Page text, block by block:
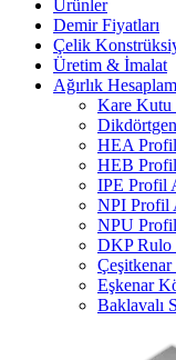
Ürünler
Demir Fiyatları
Çelik
Üretim & İmalat
Ağırlık
Kare Kutu
HEA Profil
HEB Profil
IPE Profil
NPI Profil
NPU Profil
DKP Rulo
Çeşitkenar
Eşkenar
Baklavalı